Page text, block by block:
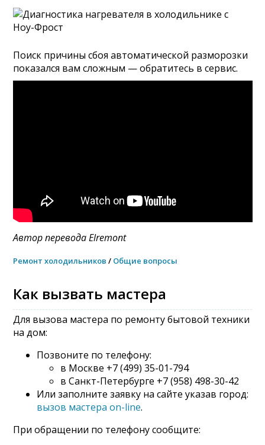
Поиск причины сбоя автоматической разморозки
показался вам сложным — обратитесь в сервис.
Автор переводаElremont
Ремонт холодильников / Общие вопросы
Как вызвать мастера
Для вызова мастера по ремонту бытовой техники
на дом:
Позвоните по телефону:
в Москве +7 (499) 35-01-794
в Санкт-Петербурге +7 (958) 498-30-42
Или заполните заявку на сайте указав город:
вызов мастера on-line.
При обращении по телефону сообщите: